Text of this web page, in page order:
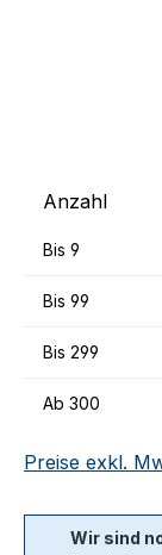
Anzahl
Bis 9
Bis 99
Bis 299
Ab 300
Preise exkl.
Wir sind